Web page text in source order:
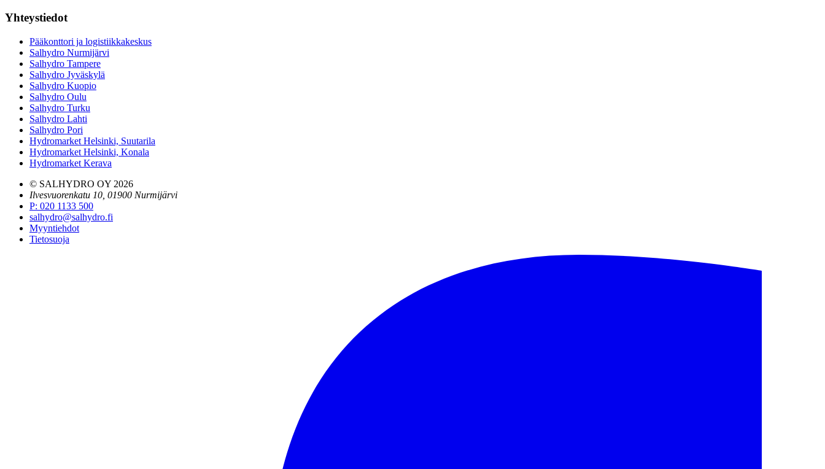
Yhteystiedot
Pääkonttori ja logistiikkakeskus
Salhydro Nurmijärvi
Salhydro Tampere
Salhydro Jyväskylä
Salhydro Kuopio
Salhydro Oulu
Salhydro Turku
Salhydro Lahti
Salhydro Pori
Hydromarket Helsinki, Suutarila
Hydromarket Helsinki, Konala
Hydromarket Kerava
© SALHYDRO OY 2026
Ilvesvuorenkatu 10, 01900 Nurmijärvi
P: 020 1133 500
salhydro@salhydro.fi
Myyntiehdot
Tietosuoja